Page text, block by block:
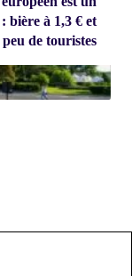
bière à 1,3 € et
peu de touristes